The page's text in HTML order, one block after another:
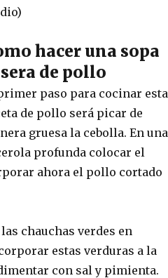
hacer una sopa
de pollo
paso para cocinar esta
de pollo será picar de
gruesa la cebolla. En una
profunda colocar el
ahora el pollo cortado
chauchas verdes en
estas verduras a la
con sal y pimienta.